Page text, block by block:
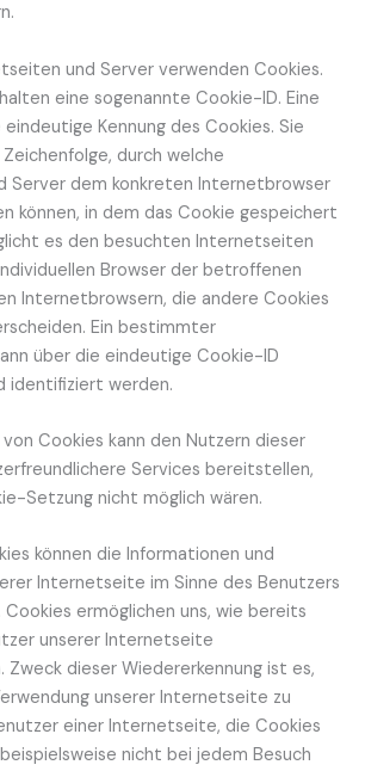
und Server verwenden Cookies.
eine sogenannte Cookie-ID. Eine
Kennung des Cookies. Sie
durch welche
Server dem konkreten Internetbrowser
können, in dem das Cookie gespeichert
es den besuchten Internetseiten
Browser der betroffenen
Internetbrowsern, die andere Cookies
Ein bestimmter
über die eindeutige Cookie-ID
identifiziert werden.
Cookies kann den Nutzern dieser
Services bereitstellen,
Setzung nicht möglich wären.
können die Informationen und
Internetseite im Sinne des Benutzers
ermöglichen uns, wie bereits
unserer Internetseite
Zweck dieser Wiedererkennung ist es,
unserer Internetseite zu
einer Internetseite, die Cookies
nicht bei jedem Besuch